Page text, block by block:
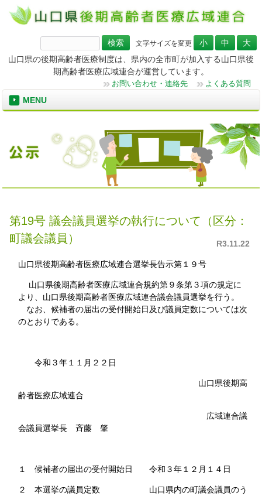
文字サイズを変更
検
索:
山口県の後期高齢者医療制度は、県内の全市町が加入する山口県後
期高齢者医療広域連合が運営しています。
お問い合わせ・連絡先 よくある質問
MENU
第19号 議会議員選挙の執行について（区分：
町議会議員）
R3.11.22
山口県後期高齢者医療広域連合選挙長告示第１９号
山口県後期高齢者医療広域連合規約第９条第３項の規定に
より、山口県後期高齢者医療広域連合議会議員選挙を行う。
なお、候補者の届出の受付開始日及び議員定数については次
のとおりである。
令和３年１１月２２日
山口県後期高
齢者医療広域連合
広域連合議
会議員選挙長 斉藤 肇
１ 候補者の届出の受付開始日 令和３年１２月１４日
２ 本選挙の議員定数 山口県内の町議会議員のう